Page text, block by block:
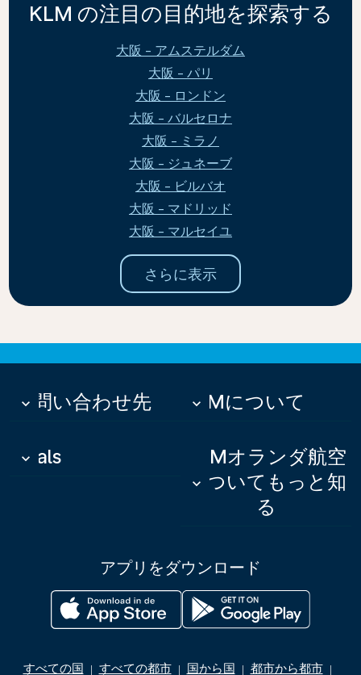
KLM の注目の目的地を探索する
大阪 - アムステルダム
大阪 - パリ
大阪 - ロンドン
大阪 - バルセロナ
大阪 - ミラノ
大阪 - ジュネーブ
大阪 - ビルバオ
大阪 - マドリッド
大阪 - マルセイユ
さらに表示
お問い合わせ先
keyboard_arrow_down KLMについて
keyboard_arrow_down
Deals
keyboard_arrow_down
KLMオランダ航空
についてもっと知
る
keyboard_arrow_down
アプリをダウンロード
すべての国 | すべての都市 | 国から国 | 都市から都市 |